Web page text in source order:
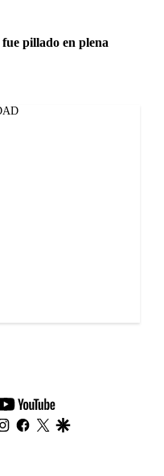
pillado en plena
youtube-
footer
instagram
facebook
twitter